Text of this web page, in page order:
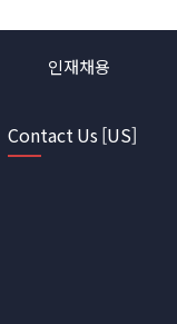
인재채용
Contact Us [US]